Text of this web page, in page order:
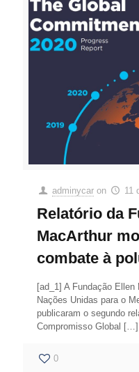
adminycar on 11
Relatório da
MacArthur
combate à
[ad_1] A Fundação
Nações Unidas para o
publicaram o segundo
Compromisso Global […]
0